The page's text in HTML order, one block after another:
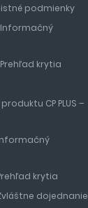
podmienky
krytia
CP PLUS –
krytia
dojednanie